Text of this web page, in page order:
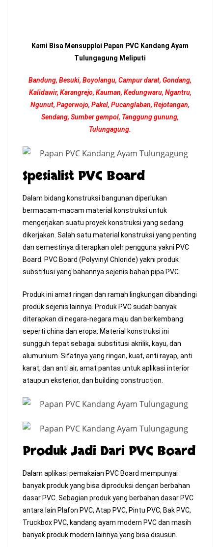
Kami Bisa Mensupplai Papan PVC Kandang Ayam
Tulungagung Meliputi
Bandung, Besuki, Boyolangu, Campur darat, Gondang,
Kalidawir, Karangrejo, Kauman, Kedungwaru, Ngantru,
Ngunut, Pagerwojo, Pakel, Pucanglaban, Rejotangan,
Sendang, Sumber gempol, Tanggung gunung,
Tulungagung.
Spesialist PVC Board
Dalam bidang konstruksi bangunan diperlukan
bermacam-macam material konstruksi untuk
mengerjakan suatu proyek konstruksi yang sedang
dikerjakan. Salah satu material konstruksi yang penting
dan semestinya diterapkan oleh pengguna yakni PVC
Board. PVC Board (Polyvinyl Chloride) yakni produk
substitusi yang bahannya sejenis bahan pipa PVC.
Produk ini amat ringan dan ramah lingkungan dibandingi
produk sejenis lainnya. Produk PVC sudah banyak
diterapkan di negara-negara maju dan berkembang
seperti china dan eropa. Material konstruksi ini
sungguh tepat sebagai substitusi akrilik, kayu, dan
alumunium. Sifatnya yang ringan, kuat, anti rayap, anti
karat, dan anti air, amat pantas untuk aplikasi interior
ataupun eksterior, dan building construction.
Produk Jadi Dari PVC Board
Dalam aplikasi pemakaian PVC Board mempunyai
banyak produk yang bisa diproduksi dengan berbahan
dasar PVC. Sebagian produk yang berbahan dasar PVC
antara lain Plafon PVC, Atap PVC, Pintu PVC, Bak PVC,
Truckbox PVC, kandang ayam modern PVC dan masih
banyak produk modern lainnya yang bisa disusun.